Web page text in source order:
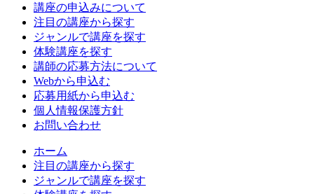
講座の申込みについて
注目の講座から探す
ジャンルで講座を探す
体験講座を探す
講師の応募方法について
Webから申込む
応募用紙から申込む
個人情報保護方針
お問い合わせ
ホーム
注目の講座から探す
ジャンルで講座を探す